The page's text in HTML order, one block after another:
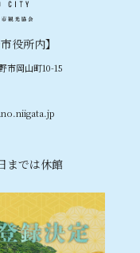
役所内】
市岡山町10-15
までは休館